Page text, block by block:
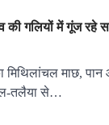
की गलियों में गूंज रहे
मिथिलांचल माछ,
तलैया से…